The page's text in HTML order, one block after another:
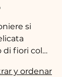
si
di fiori color
piùy ordenar